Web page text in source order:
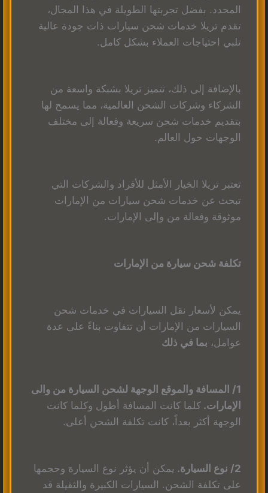
المحدد. بفضل تجربتها الطويلة في هذا المجال،
تقدم تريلا خدمات شحن سيارات ذات جودة عالية
تلبي احتياجات العملاء بشكل كامل.
بالإضافة إلى ذلك، تتميز تريلا بشبكة واسعة من
الشركاء وشركات الشحن العالمية، مما يسمح لها
بتقديم خدمات شحن سريعة وفعالة إلى مختلف
الوجهات حول العالم.
تعتبر تريلا الخيار الأمثل للأفراد والشركات التي
تبحث عن خدمات شحن سيارات من الإمارات
موثوقة وفعالة من وإلى الإمارات.
تكلفة شحن سيارة من الإمارات
يمكن لأسعار نقل السيارات في خدمات شحن
السيارات من الإمارات أن تتفاوت بناءً على عدة
عوامل، بما في ذلك
1/ المسافة والموقع الوجهة لشحن السيارة من والى
الإمارات.كلما كانت المسافة أطول وكلما كانت
الوجهة أكثر بعداً، كانت تكلفة الشحن أعلى.
2/ نوع السيارة.
يمكن أن يؤثر نوع السيارة وحجمها
على تكلفة الشحن. السيارات الكبيرة والثقيلة قد